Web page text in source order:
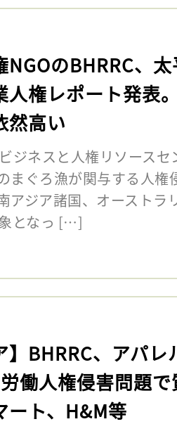
NGOのBHRRC、
人権レポート発表
然高い
ジネスと人権リソースセ
まぐろ漁が関与する人
アジア諸国、オースト
となっ […]
】BHRRC、アパレ
働人権侵害問題で
ート、H&M等